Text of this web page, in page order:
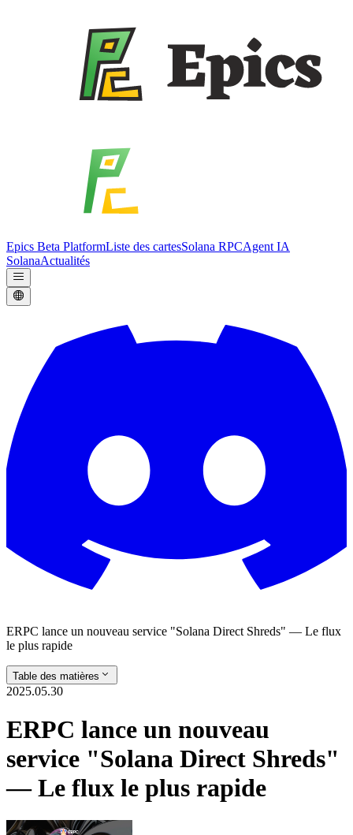
Epics Beta PlatformListe des cartesSolana RPCAgent IA
SolanaActualités
ERPC lance un nouveau service "Solana Direct Shreds" — Le flux
le plus rapide
Table des matières
2025.05.30
ERPC lance un nouveau
service "Solana Direct Shreds"
— Le flux le plus rapide